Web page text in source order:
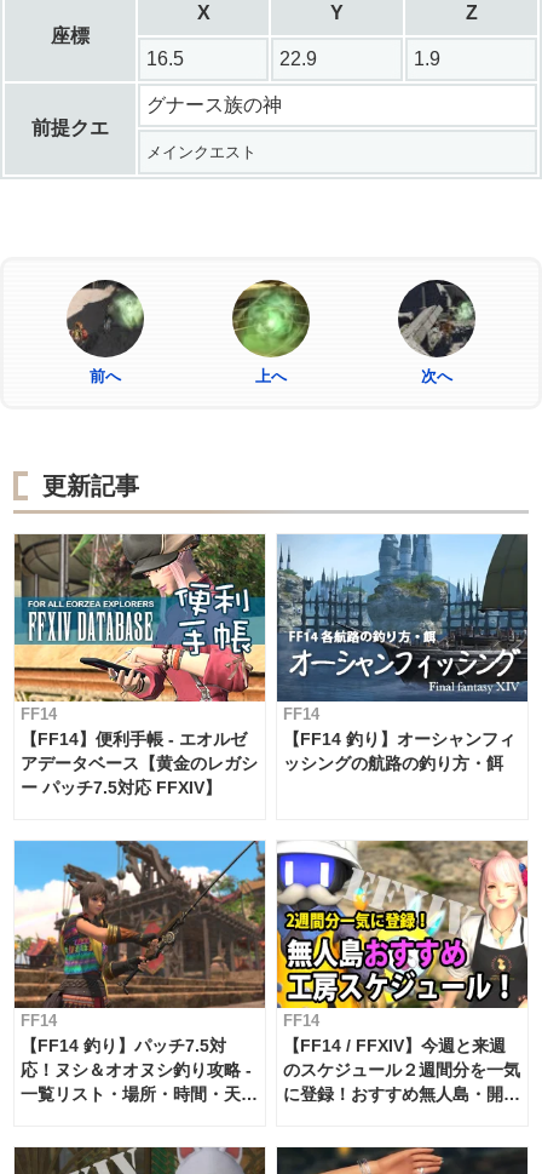
座標
X Y Z
16.5 22.9 1.9
前提クエ
グナース族の神
メインクエスト
前へ 上へ 次へ
更新記事
FF14
【FF14】便利手帳 - エオルゼ
アデータベース【黄金のレガシ
ー パッチ7.5対応 FFXIV】
FF14
【FF14 釣り】オーシャンフィ
ッシングの航路の釣り方・餌
FF14
【FF14 釣り】パッチ7.5対
応！ヌシ＆オオヌシ釣り攻略 -
一覧リスト・場所・時間・天
FF14
【FF14 / FFXIV】今週と来週
のスケジュール２週間分を一気
に登録！おすすめ無人島・開拓